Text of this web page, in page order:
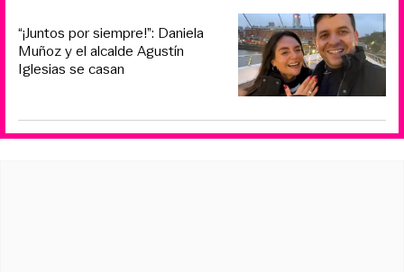
“¡Juntos por siempre!”: Daniela
Muñoz y el alcalde Agustín
Iglesias se casan